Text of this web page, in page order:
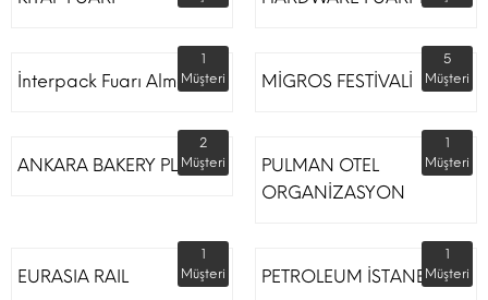
İnterpack Fuarı Almanya
1
Müşteri
MİGROS FESTİVALİ
5
Müşteri
ANKARA BAKERY PLUS
2
Müşteri
PULMAN OTEL
ORGANİZASYON
1
Müşteri
EURASIA RAIL
1
Müşteri
PETROLEUM İSTANBUL
1
Müşteri